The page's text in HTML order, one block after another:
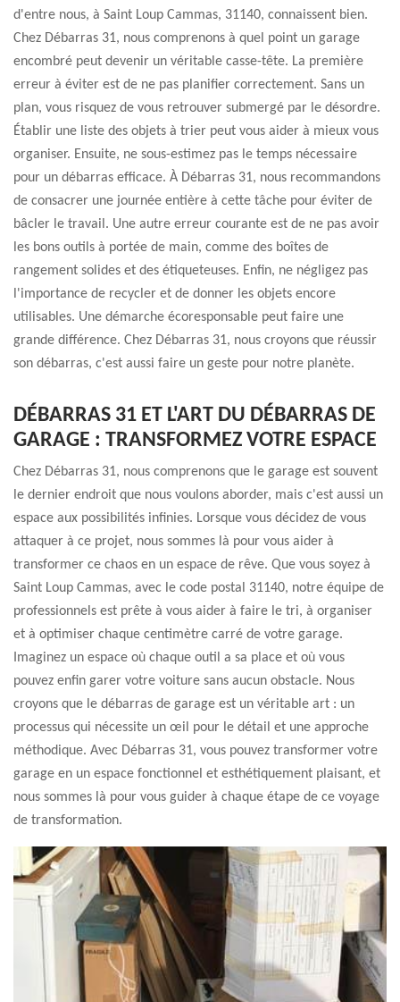
d'entre nous, à Saint Loup Cammas, 31140, connaissent bien.
Chez Débarras 31, nous comprenons à quel point un garage
encombré peut devenir un véritable casse-tête. La première
erreur à éviter est de ne pas planifier correctement. Sans un
plan, vous risquez de vous retrouver submergé par le désordre.
Établir une liste des objets à trier peut vous aider à mieux vous
organiser. Ensuite, ne sous-estimez pas le temps nécessaire
pour un débarras efficace. À Débarras 31, nous recommandons
de consacrer une journée entière à cette tâche pour éviter de
bâcler le travail. Une autre erreur courante est de ne pas avoir
les bons outils à portée de main, comme des boîtes de
rangement solides et des étiqueteuses. Enfin, ne négligez pas
l'importance de recycler et de donner les objets encore
utilisables. Une démarche écoresponsable peut faire une
grande différence. Chez Débarras 31, nous croyons que réussir
son débarras, c'est aussi faire un geste pour notre planète.
DÉBARRAS 31 ET L'ART DU DÉBARRAS DE
GARAGE : TRANSFORMEZ VOTRE ESPACE
Chez Débarras 31, nous comprenons que le garage est souvent
le dernier endroit que nous voulons aborder, mais c'est aussi un
espace aux possibilités infinies. Lorsque vous décidez de vous
attaquer à ce projet, nous sommes là pour vous aider à
transformer ce chaos en un espace de rêve. Que vous soyez à
Saint Loup Cammas, avec le code postal 31140, notre équipe de
professionnels est prête à vous aider à faire le tri, à organiser
et à optimiser chaque centimètre carré de votre garage.
Imaginez un espace où chaque outil a sa place et où vous
pouvez enfin garer votre voiture sans aucun obstacle. Nous
croyons que le débarras de garage est un véritable art : un
processus qui nécessite un œil pour le détail et une approche
méthodique. Avec Débarras 31, vous pouvez transformer votre
garage en un espace fonctionnel et esthétiquement plaisant, et
nous sommes là pour vous guider à chaque étape de ce voyage
de transformation.